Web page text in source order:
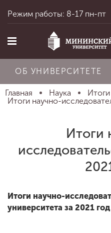
Об университете
Абитуриенту
Режим работы: 8-17 пн-пт
ОБ УНИВЕРСИТЕТЕ
Главная Наука
Итоги научно-
Итоги
Итоги научно-
университета за 2021 год